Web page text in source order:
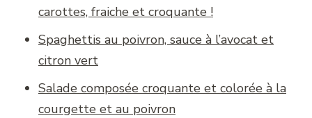
carottes, fraiche et croquante !
Spaghettis au poivron, sauce à l’avocat et
citron vert
Salade composée croquante et colorée à la
courgette et au poivron